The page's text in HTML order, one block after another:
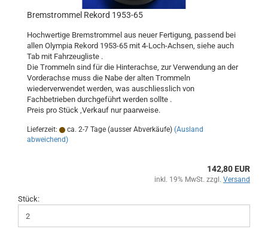
Bremstrommel Rekord 1953-65
Hochwertige Bremstrommel aus neuer Fertigung, passend bei
allen Olympia Rekord 1953-65 mit 4-Loch-Achsen, siehe auch
Tab mit Fahrzeugliste .
Die Trommeln sind für die Hinterachse, zur Verwendung an der
Vorderachse muss die Nabe der alten Trommeln
wiederverwendet werden, was auschliesslich von
Fachbetrieben durchgeführt werden sollte .
Preis pro Stück ,Verkauf nur paarweise.
Lieferzeit: ca. 2-7 Tage (ausser Abverkäufe) (Ausland
abweichend)
142,80 EUR
inkl. 19% MwSt. zzgl. Versand
Stück: